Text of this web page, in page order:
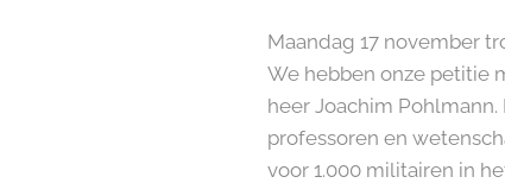
Maandag 17 november
We hebben onze petitie
heer Joachim
professoren en
voor 1.000 militairen in